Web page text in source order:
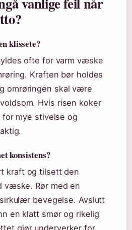
klissete?
ofte for varm væske
Kraften bør holdes
omrøringen skal være
Hvis risen koker
mye stivelse og
konsistens?
kraft og tilsett den
væske. Rør med en
bevegelse. Avslutt
en klatt smør og rikelig
gjør underverker for